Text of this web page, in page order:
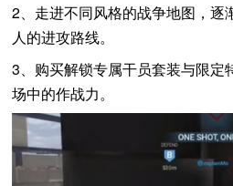
2、走进不同风格的战争地图，逐
人的进攻路线。
3、购买解锁专属干员套装与限定
场中的作战力。